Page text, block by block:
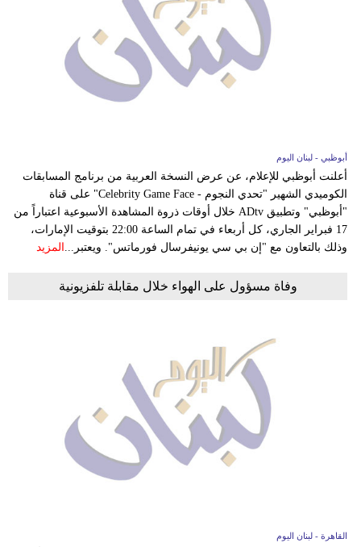
أبوظبي - لبنان اليوم
أعلنت أبوظبي للإعلام، عن عرض النسخة العربية من برنامج المسابقات
الكوميدي الشهير "تحدي النجوم - Celebrity Game Face" على قناة
"أبوظبي" وتطبيق ADtv خلال أوقات ذروة المشاهدة الأسبوعية اعتباراً من
17 فبراير الجاري، كل أربعاء في تمام الساعة 22:00 بتوقيت الإمارات،
وذلك بالتعاون مع "إن بي سي يونيفرسال فورماتس". ويعتبر...
المزيد
وفاة مسؤول على الهواء خلال مقابلة تلفزيونية
القاهرة - لبنان اليوم